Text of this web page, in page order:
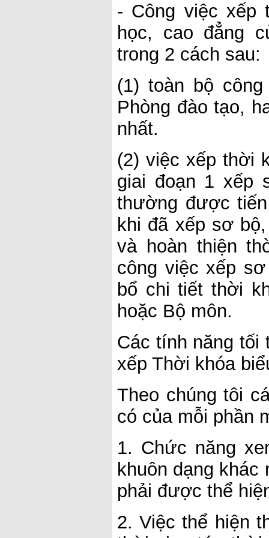
- Công việc xếp
học, cao đẳng
trong 2 cách sau:
(1) toàn bộ
Phòng đào tạo,
nhất.
(2) việc xếp thời
giai đoạn 1 xếp
thường được
khi đã xếp sơ
và hoàn thiện
công việc xếp
bổ chi tiết thời
hoặc Bộ môn.
Các tính năng tối
xếp Thời khóa
Theo chúng tôi
có của mỗi phần
1. Chức năng
khuôn dạng khác
phải được thể
2. Việc thể hiện